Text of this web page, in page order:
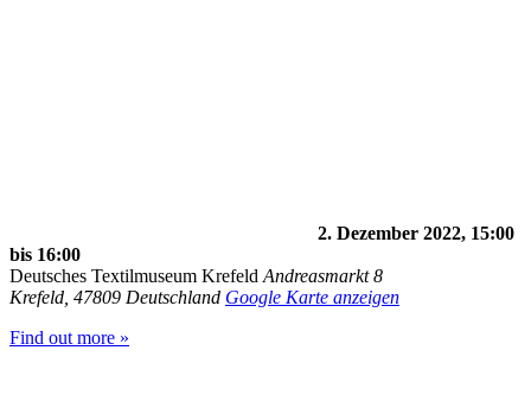
2. Dezember 2022, 15:00
bis 16:00
Deutsches Textilmuseum Krefeld Andreasmarkt 8
Krefeld 47809 Deutschland Google Karte anzeigen
Find out more »